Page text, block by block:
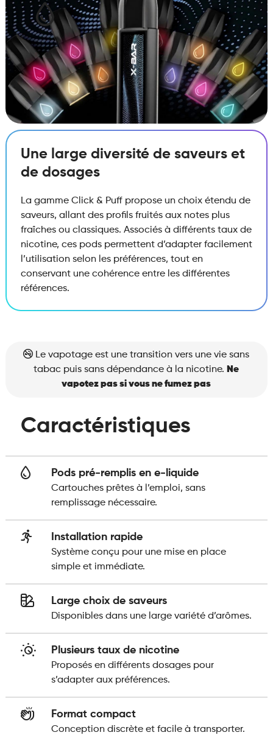
Une large diversité de saveurs et
de dosages
La gamme Click & Puff propose un choix étendu de
saveurs, allant des profils fruités aux notes plus
fraîches ou classiques. Associés à différents taux de
nicotine, ces pods permettent d’adapter facilement
l’utilisation selon les préférences, tout en
conservant une cohérence entre les différentes
références.
Le vapotage est une transition vers une vie sans
tabac puis sans dépendance à la nicotine. Ne
vapotez pas si vous ne fumez pas
Caractéristiques
Pods pré-remplis en e-liquide
Cartouches prêtes à l’emploi, sans
remplissage nécessaire.
Installation rapide
Système conçu pour une mise en place
simple et immédiate.
Large choix de saveurs
Disponibles dans une large variété d’arômes.
Plusieurs taux de nicotine
Proposés en différents dosages pour
s’adapter aux préférences.
Format compact
Conception discrète et facile à transporter.